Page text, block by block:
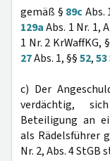
gemäß § 89cAbs.
129aAbs. 1 Nr. 1,
1 Nr. 2 KrWaffKG,
27Abs. 1, §§52,53
c) Der
verdächtig,
Beteiligung an
als Rädelsführer
Nr. 2, Abs. 4